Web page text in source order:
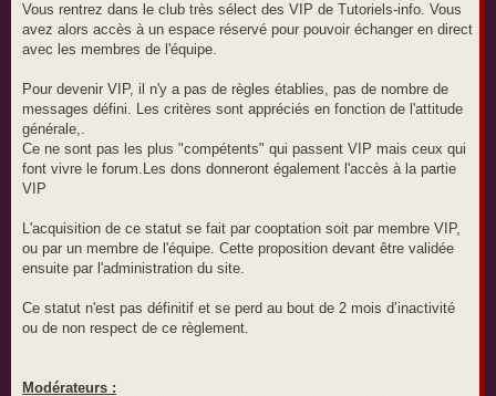
Vous rentrez dans le club très sélect des VIP de Tutoriels-info. Vous
avez alors accès à un espace réservé pour pouvoir échanger en direct
avec les membres de l'équipe.
Pour devenir VIP, il n'y a pas de règles établies, pas de nombre de
messages défini. Les critères sont appréciés en fonction de l'attitude
générale,.
Ce ne sont pas les plus "compétents" qui passent VIP mais ceux qui
font vivre le forum.Les dons donneront également l'accès à la partie
VIP
L'acquisition de ce statut se fait par cooptation soit par membre VIP,
ou par un membre de l'équipe. Cette proposition devant être validée
ensuite par l'administration du site.
Ce statut n'est pas définitif et se perd au bout de 2 mois d’inactivité
ou de non respect de ce règlement.
Modérateurs :